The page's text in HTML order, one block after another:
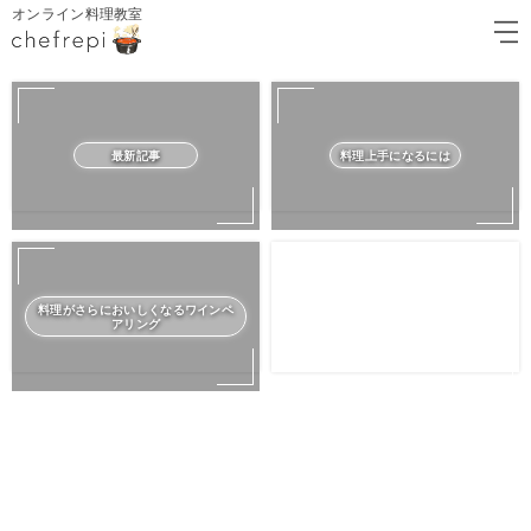
オンライン料理教室
最新記事 料理上手になるには
料理がさらにおいしくなるワインペ
アリング